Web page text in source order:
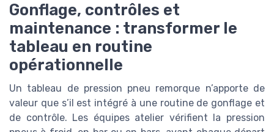
Gonflage, contrôles et
maintenance : transformer le
tableau en routine
opérationnelle
Un tableau de pression pneu remorque n’apporte de
valeur que s’il est intégré à une routine de gonflage et
de contrôle. Les équipes atelier vérifient la pression